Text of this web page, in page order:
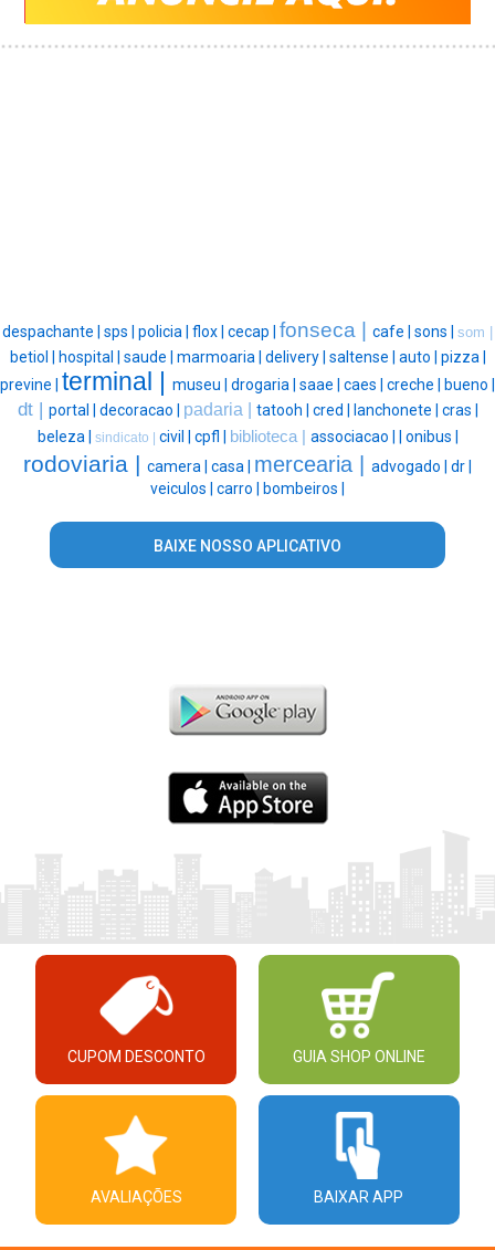
despachante | sps | policia | flox | cecap | fonseca | cafe | sons | som |
betiol | hospital | saude | marmoaria | delivery | saltense | auto | pizza |
previne | terminal | museu | drogaria | saae | caes | creche | bueno |
dt | portal | decoracao | padaria | tatooh | cred | lanchonete | cras |
beleza |
sindicato | civil | cpfl | biblioteca | associacao | onibus |
rodoviaria | camera | casa | mercearia | advogado | dr |
veiculos | carro | bombeiros |
BAIXE NOSSO APLICATIVO
CUPOM DESCONTO GUIA SHOP ONLINE
AVALIAÇÕES BAIXAR APP